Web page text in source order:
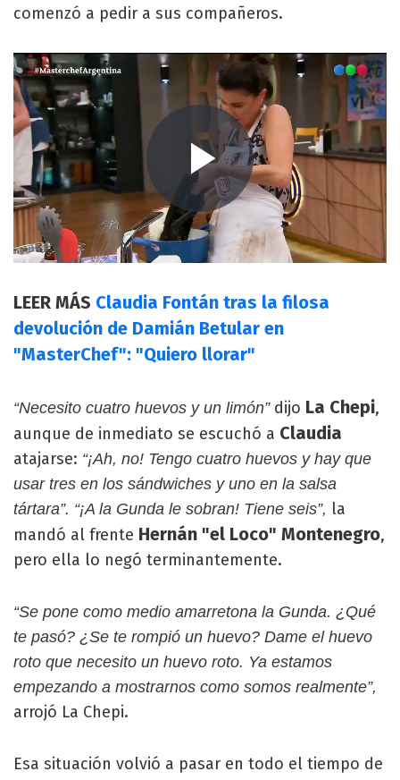
comenzó a pedir a sus compañeros.
LEER MÁS Claudia Fontán tras la filosa
devolución de Damián Betular en
"MasterChef": "Quiero llorar"
“Necesito cuatro huevos y un limón”dijo La Chepi,
aunque de inmediato se escuchó a Claudia
atajarse: “¡Ah, no! Tengo cuatro huevos y hay que
usar tres en los sándwiches y uno en la salsa
tártara”. “¡A la Gunda le sobran! Tiene seis”, la
mandó al frente Hernán "el Loco" Montenegro,
pero ella lo negó terminantemente.
“Se pone como medio amarretona la Gunda. ¿Qué
te pasó? ¿Se te rompió un huevo? Dame el huevo
roto que necesito un huevo roto. Ya estamos
empezando a mostrarnos como somos realmente”,
arrojó La Chepi.
Esa situación volvió a pasar en todo el tiempo de